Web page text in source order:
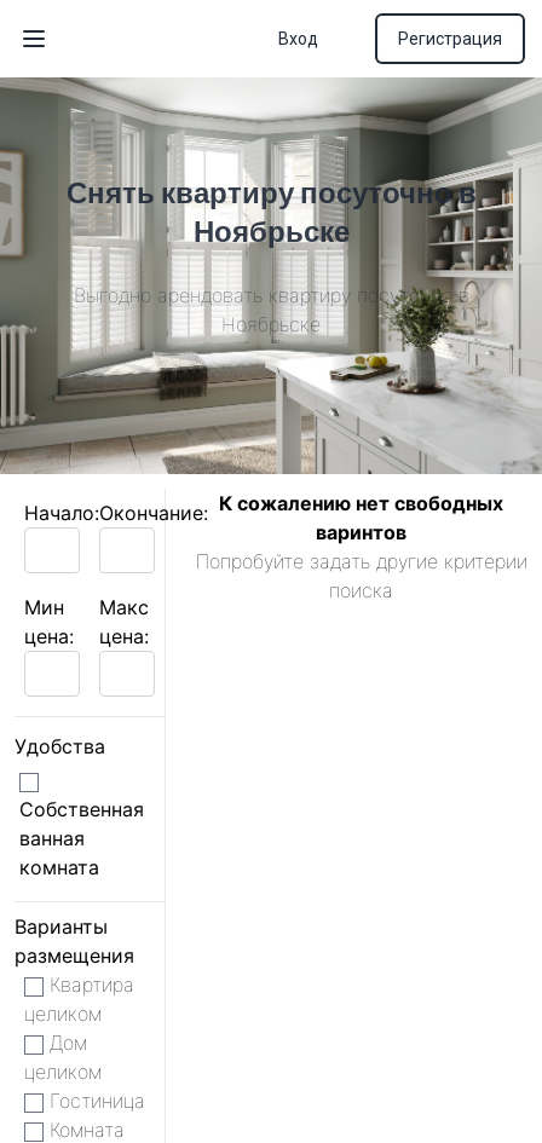
Открыть меню
Вход Регистрация
Снять квартиру посуточно в
Ноябрьске
Выгодно арендовать квартиру посуточно в
Ноябрьске
Начало:Окончание:
Мин
цена:
Макс
цена:
Удобства
Собственная
ванная
комната
Варианты
размещения
Квартира
целиком
Дом
целиком
Гостиница
Комната
К сожалению нет свободных
варинтов
Попробуйте задать другие критерии
поиска